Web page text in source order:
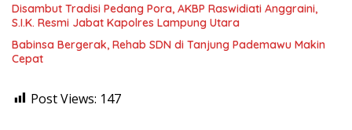
Disambut Tradisi Pedang Pora, AKBP Raswidiati Anggraini,
S.I.K. Resmi Jabat Kapolres Lampung Utara
Babinsa Bergerak, Rehab SDN di Tanjung Pademawu Makin
Cepat
Post Views: 147